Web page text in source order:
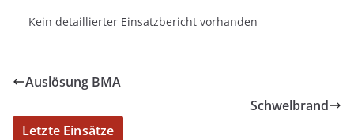
Kein detaillierter Einsatzbericht vorhanden
Auslösung BMA
Schwelbrand
Letzte Einsätze